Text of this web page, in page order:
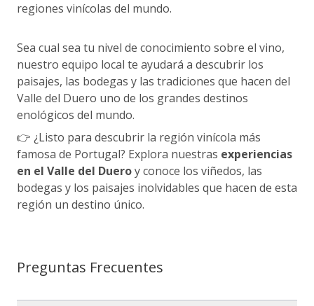
regiones vinícolas del mundo.
Sea cual sea tu nivel de conocimiento sobre el vino,
nuestro equipo local te ayudará a descubrir los
paisajes, las bodegas y las tradiciones que hacen del
Valle del Duero uno de los grandes destinos
enológicos del mundo.
👉 ¿Listo para descubrir la región vinícola más
famosa de Portugal? Explora nuestras experiencias
en el Valle del Dueroy conoce los viñedos, las
bodegas y los paisajes inolvidables que hacen de esta
región un destino único.
Preguntas Frecuentes